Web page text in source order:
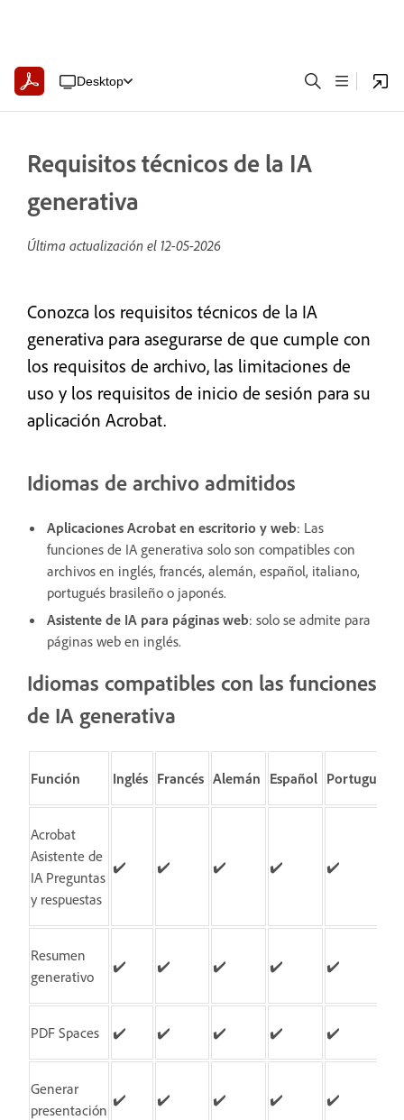
Desktop
Requisitos técnicos de la IA
generativa
Última actualización el 12-05-2026
Conozca los requisitos técnicos de la IA
generativa para asegurarse de que cumple con
los requisitos de archivo, las limitaciones de
uso y los requisitos de inicio de sesión para su
aplicación Acrobat.
Idiomas de archivo admitidos
Aplicaciones Acrobat en escritorio y web: Las
funciones de IA generativa solo son compatibles con
archivos en inglés, francés, alemán, español, italiano,
portugués brasileño o japonés.
Asistente de IA para páginas web: solo se admite para
páginas web en inglés.
Idiomas compatibles con las funciones
de IA generativa
Función Inglés Francés Alemán Español Portugués*
Acrobat
Asistente de
IA Preguntas
y respuestas
✔️ ✔️ ✔️ ✔️ ✔️
Resumen
generativo
✔️ ✔️ ✔️ ✔️ ✔️
PDF Spaces ✔️ ✔️ ✔️ ✔️ ✔️
Generar
presentación
✔️ ✔️ ✔️ ✔️ ✔️